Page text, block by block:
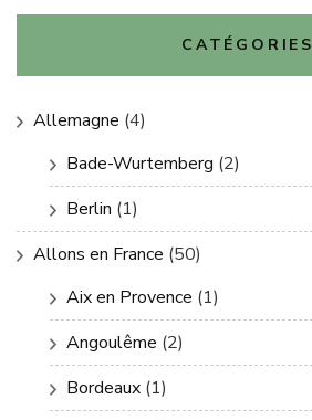
CATÉGORIES
Allemagne (4)
Bade-Wurtemberg (2)
Berlin (1)
Allons en France (50)
Aix en Provence (1)
Angoulême (2)
Bordeaux (1)